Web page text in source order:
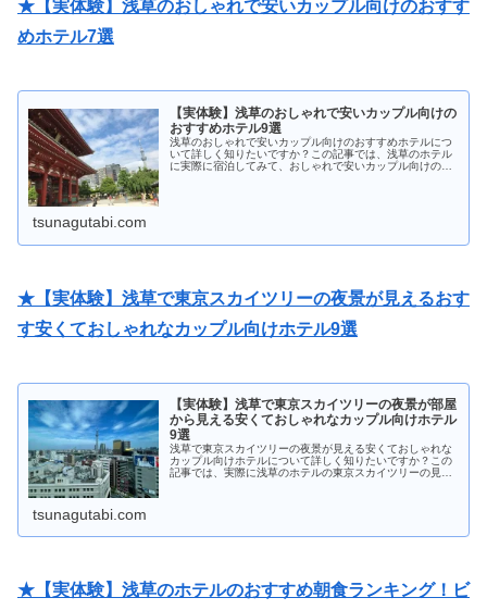
★【実体験】浅草のおしゃれで安いカップル向けのおすす
めホテル7選
【実体験】浅草のおしゃれで安いカップル向けの
おすすめホテル9選
浅草のおしゃれで安いカップル向けのおすすめホテルにつ
いて詳しく知りたいですか？この記事では、浅草のホテル
に実際に宿泊してみて、おしゃれで安いカップル向けのお
tsunagutabi.com
★【実体験】浅草で東京スカイツリーの夜景が見えるおす
す安くておしゃれなカップル向けホテル9選
【実体験】浅草で東京スカイツリーの夜景が部屋
から見える安くておしゃれなカップル向けホテル
9選
浅草で東京スカイツリーの夜景が見える安くておしゃれな
カップル向けホテルについて詳しく知りたいですか？この
記事では、実際に浅草のホテルの東京スカイツリーの見え
tsunagutabi.com
★【実体験】浅草のホテルのおすすめ朝食ランキング！ビ